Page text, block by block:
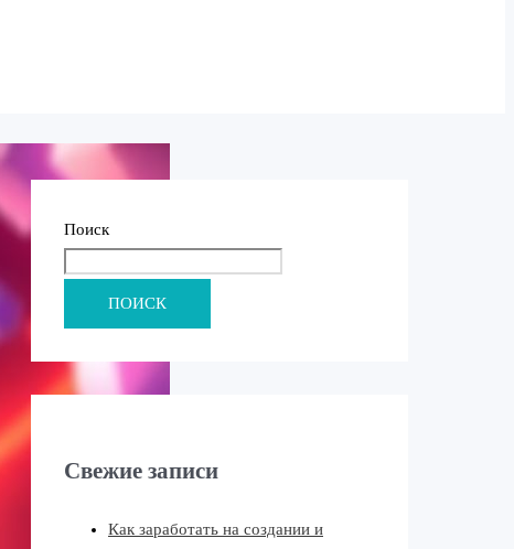
Поиск
ПОИСК
Свежие записи
Как заработать на создании и